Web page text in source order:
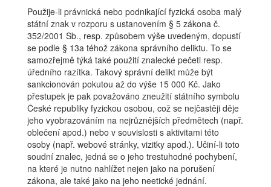
Použije-li právnická nebo podnikající fyzická osoba malý
státní znak v rozporu s ustanovením § 5 zákona č.
352/2001 Sb., resp. způsobem výše uvedeným, dopustí
se podle § 13a téhož zákona správního deliktu. To se
samozřejmě týká také použití znalecké pečeti resp.
úředního razítka. Takový správní delikt může být
sankcionován pokutou až do výše 15 000 Kč. Jako
přestupek je pak považováno zneužití státního symbolu
České republiky fyzickou osobou, což se nejčastěji děje
jeho vyobrazováním na nejrůznějších předmětech (např.
oblečení apod.) nebo v souvislosti s aktivitami této
osoby (např. webové stránky, vizitky apod.). Učiní-li toto
soudní znalec, jedná se o jeho trestuhodné pochybení,
na které je nutno nahlížet nejen jako na porušení
zákona, ale také jako na jeho neetické jednání.